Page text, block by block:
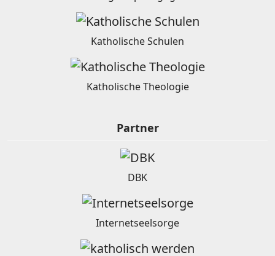
Katholische Schulen
Katholische Theologie
Partner
DBK
Internetseelsorge